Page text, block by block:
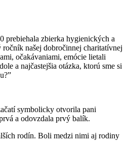
prebiehala zbierka hygienických a
našej dobročinnej charitatívnej
očakávaniami, emócie lietali
a najčastejšia otázka, ktorú sme si
symbolicky otvorila pani
a odovzdala prvý balík.
rodín. Boli medzi nimi aj rodiny